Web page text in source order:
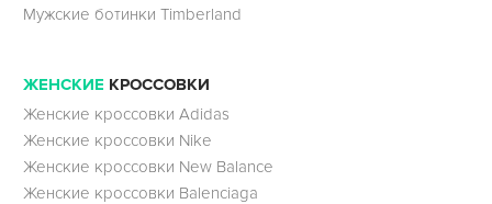
Мужские ботинки Timberland
ЖЕНСКИЕ КРОССОВКИ
Женские кроссовки Adidas
Женские кроссовки Nike
Женские кроссовки New Balance
Женские кроссовки Balenciaga